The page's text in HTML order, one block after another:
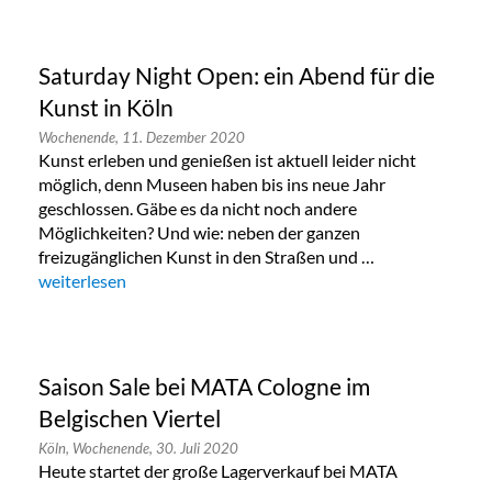
Saturday Night Open: ein Abend für die
Kunst in Köln
Wochenende, 11. Dezember 2020
Kunst erleben und genießen ist aktuell leider nicht
möglich, denn Museen haben bis ins neue Jahr
geschlossen. Gäbe es da nicht noch andere
Möglichkeiten? Und wie: neben der ganzen
freizugänglichen Kunst in den Straßen und …
„Saturday Night Open: ein Abend für die Kunst in Köln“
weiterlesen
Saison Sale bei MATA Cologne im
Belgischen Viertel
Köln, Wochenende, 30. Juli 2020
Heute startet der große Lagerverkauf bei MATA